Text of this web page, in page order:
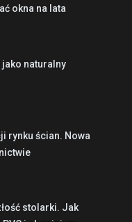
okna na lata
jako naturalny
rynku ścian. Nowa
stolarki. Jak